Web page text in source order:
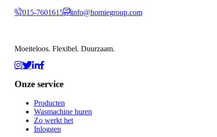
015-7601615 info@homiegroup.com
Moeiteloos. Flexibel. Duurzaam.
Onze service
Producten
Wasmachine huren
Zo werkt het
Inloggen